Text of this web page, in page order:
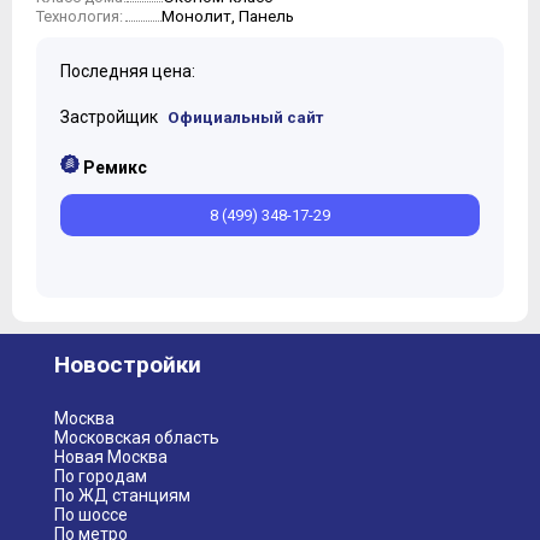
Технология: Монолит, Панель
Последняя цена:
Застройщик Официальный сайт
Ремикс
8 (499) 348-17-29
Новостройки
Москва
Московская область
Новая Москва
По городам
По ЖД станциям
По шоссе
По метро